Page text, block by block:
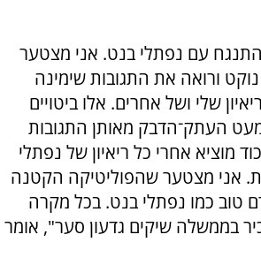
להתנגח עם נפתלי בנט. אני מצטער
ורואה את התגובות שימינה
שלי ושל אחרים. אלו ביטויים
העתק־הדבק מאותן התגובות
מוציא אחרי כל ריאיון של נפתלי
אני מצטער שהפוליטיקה הקטנה
טוב כמו נפתלי בנט. בכל מקרה
בממשלה שיקים גדעון סער", אומר